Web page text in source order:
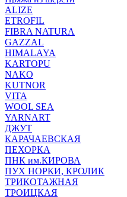
ALIZE
ETROFIL
FIBRA NATURA
GAZZAL
HIMALAYA
KARTOPU
NAKO
KUTNOR
VITA
WOOL SEA
YARNART
ДЖУТ
КАРАЧАЕВСКАЯ
ПЕХОРКА
ПНК им.КИРОВА
ПУХ НОРКИ, КРОЛИК
ТРИКОТАЖНАЯ
ТРОИЦКАЯ